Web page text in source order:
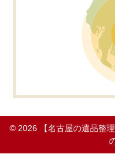
© 2026
【名古屋の遺品整